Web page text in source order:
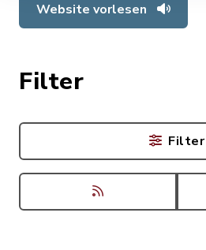
Website vorlesen
Filter
Filter